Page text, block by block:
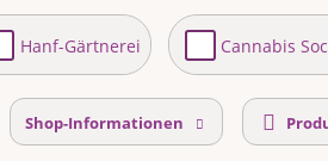
Hanf-Gärtnerei Cannabis
Shop-Informationen